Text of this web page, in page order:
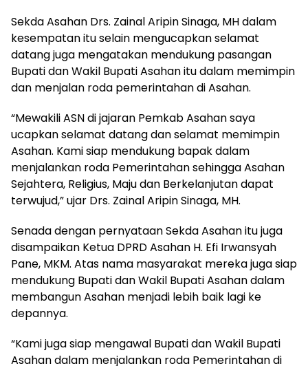
Sekda Asahan Drs. Zainal Aripin Sinaga, MH dalam
kesempatan itu selain mengucapkan selamat
datang juga mengatakan mendukung pasangan
Bupati dan Wakil Bupati Asahan itu dalam memimpin
dan menjalan roda pemerintahan di Asahan.
“Mewakili ASN di jajaran Pemkab Asahan saya
ucapkan selamat datang dan selamat memimpin
Asahan. Kami siap mendukung bapak dalam
menjalankan roda Pemerintahan sehingga Asahan
Sejahtera, Religius, Maju dan Berkelanjutan dapat
terwujud,” ujar Drs. Zainal Aripin Sinaga, MH.
Senada dengan pernyataan Sekda Asahan itu juga
disampaikan Ketua DPRD Asahan H. Efi Irwansyah
Pane, MKM. Atas nama masyarakat mereka juga siap
mendukung Bupati dan Wakil Bupati Asahan dalam
membangun Asahan menjadi lebih baik lagi ke
depannya.
“Kami juga siap mengawal Bupati dan Wakil Bupati
Asahan dalam menjalankan roda Pemerintahan di